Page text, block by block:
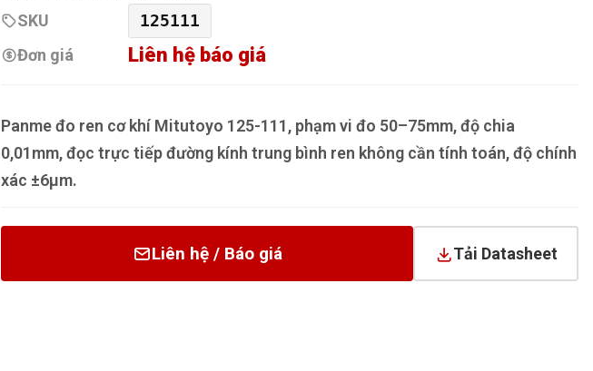
SKU
125111
Đơn giá
Liên hệ báo giá
Panme đo ren cơ khí Mitutoyo 125-111, phạm vi đo 50–75mm, độ chia
0,01mm, đọc trực tiếp đường kính trung bình ren không cần tính toán, độ chính
xác ±6µm.
Liên hệ / Báo giá Tải Datasheet